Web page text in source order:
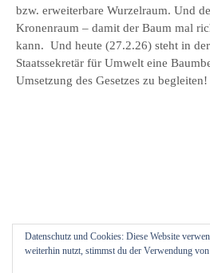
bzw. erweiterbare Wurzelraum. Und
Kronenraum – damit der Baum mal
kann. Und heute (27.2.26) steht in
Staatssekretär für Umwelt eine
Umsetzung des Gesetzes zu begleiten!
Datenschutz und Cookies: Diese Website
weiterhin nutzt, stimmst du der Verwendung